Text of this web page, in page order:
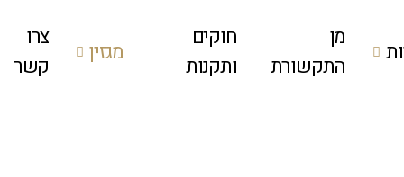
מן
התקשורת
חוקים
ותקנות
מגזין
צרו
קשר